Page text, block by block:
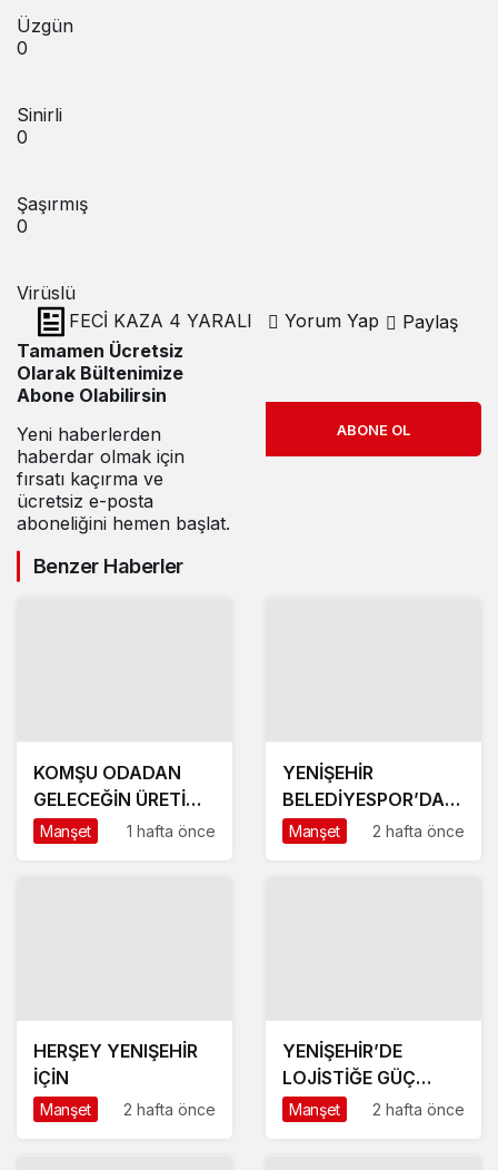
Üzgün
0
Sinirli
0
Şaşırmış
0
Virüslü
FECİ KAZA 4 YARALI
Yorum Yap
Paylaş
Tamamen Ücretsiz
Olarak Bültenimize
Abone Olabilirsin
Yeni haberlerden
haberdar olmak için
fırsatı kaçırma ve
ücretsiz e-posta
aboneliğini hemen başlat.
ABONE OL
Benzer Haberler
KOMŞU ODADAN
GELECEĞİN ÜRETİM
ÜSSÜ YESAN’A
Manşet 1 hafta önce
YENİŞEHİR
BELEDİYESPOR’DA
GÜÇLÜ YÖNETİM,
Manşet 2 hafta önce
HERŞEY YENIŞEHİR
İÇİN
Manşet 2 hafta önce
YENİŞEHİR’DE
LOJİSTİĞE GÜÇ
KATACAK ADIM
Manşet 2 hafta önce